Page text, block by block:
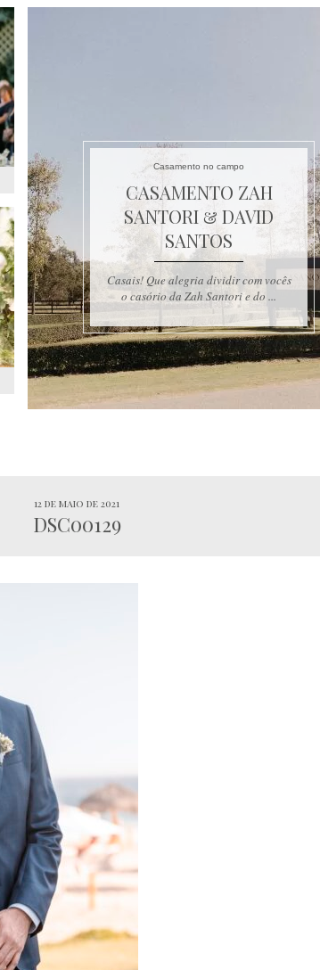
Casamento no campo
CASAMENTO ZAH
SANTORI & DAVID
SANTOS
Casais! Que alegria dividir com vocês
o casório da Zah Santori e do ...
12 de maio de 2021
DSC00129